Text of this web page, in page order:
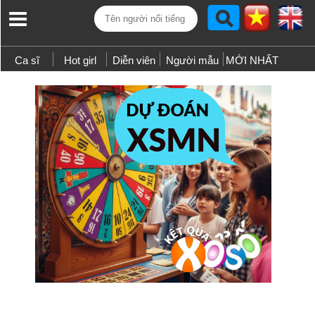
Ca sĩ Hot girl Diễn viên Người mẫu MỚI NHẤT